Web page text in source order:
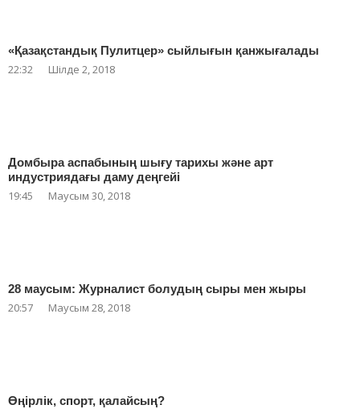
«Қазақстандық Пулитцер» сыйлығын қанжығалады
22:32 Шілде 2, 2018
Домбыра аспабының шығу тарихы және арт
индустриядағы даму деңгейі
19:45 Маусым 30, 2018
28 маусым: Журналист болудың сыры мен жыры
20:57 Маусым 28, 2018
Өңірлік, спорт, қалайсың?